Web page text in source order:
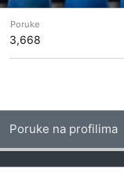
Poruke
3,668
Poruke na profilima